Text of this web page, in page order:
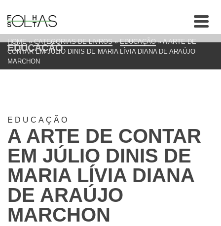
EDUCAÇÃO
HOME » CATEGORIAS DE LIVROS » EDUCAÇÃO » A ARTE DE
CONTAR EM JÚLIO DINIS DE MARIA LÍVIA DIANA DE ARAÚJO
MARCHON
EDUCAÇÃO
A ARTE DE CONTAR
EM JÚLIO DINIS DE
MARIA LÍVIA DIANA
DE ARAÚJO
MARCHON